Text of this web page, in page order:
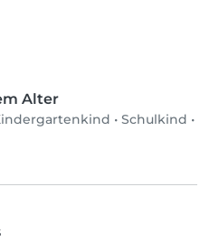
Alter
• Schulkind •